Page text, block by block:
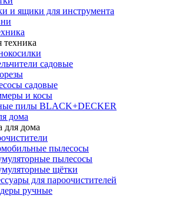
и ящики для инструмента
техника
садовые
садовые
и косы
пилы BLACK+DECKER
дома
для дома
пылесосы
пылесосы
щётки
для пароочистителей
ручные